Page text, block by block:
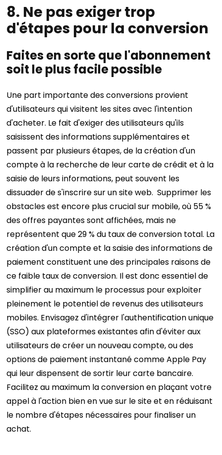
8. Ne pas exiger trop
d'étapes pour la conversion
Faites en sorte que l'abonnement
soit le plus facile possible
Une part importante des conversions provient
d'utilisateurs qui visitent les sites avec l'intention
d'acheter. Le fait d'exiger des utilisateurs qu'ils
saisissent des informations supplémentaires et
passent par plusieurs étapes, de la création d'un
compte à la recherche de leur carte de crédit et à la
saisie de leurs informations, peut souvent les
dissuader de s'inscrire sur un site web. Supprimer les
obstacles est encore plus crucial sur mobile, où 55 %
des offres payantes sont affichées, mais ne
représentent que 29 % du taux de conversion total. La
création d'un compte et la saisie des informations de
paiement constituent une des principales raisons de
ce faible taux de conversion. Il est donc essentiel de
simplifier au maximum le processus pour exploiter
pleinement le potentiel de revenus des utilisateurs
mobiles. Envisagez d'intégrer l'authentification unique
(SSO) aux plateformes existantes afin d'éviter aux
utilisateurs de créer un nouveau compte, ou des
options de paiement instantané comme Apple Pay
qui leur dispensent de sortir leur carte bancaire.
Facilitez au maximum la conversion en plaçant votre
appel à l'action bien en vue sur le site et en réduisant
le nombre d'étapes nécessaires pour finaliser un
achat.